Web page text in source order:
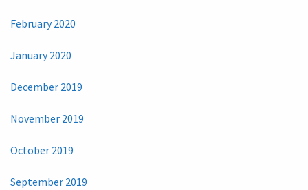
February 2020
January 2020
December 2019
November 2019
October 2019
September 2019